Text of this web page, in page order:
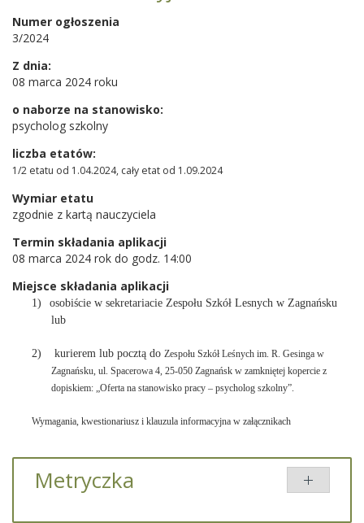
Numer ogłoszenia
3/2024
Z dnia:
08 marca 2024 roku
o naborze na stanowisko:
psycholog szkolny
liczba etatów:
1/2 etatu od 1.04.2024, cały etat od 1.09.2024
Wymiar etatu
zgodnie z kartą nauczyciela
Termin składania aplikacji
08 marca 2024 rok do godz. 14:00
Miejsce składania aplikacji
1)
osobiście w sekretariacie Zespołu Szkół Lesnych w Zagnańsku
lub
2) kurierem lub pocztą do Zespołu Szkół Leśnych im. R. Gesinga w
Zagnańsku, ul. Spacerowa 4, 25-050 Zagnańsk w zamkniętej kopercie z
dopiskiem: „Oferta na stanowisko pracy – psycholog szkolny”.
Wymagania, kwestionariusz i klauzula informacyjna w załącznikach
Metryczka